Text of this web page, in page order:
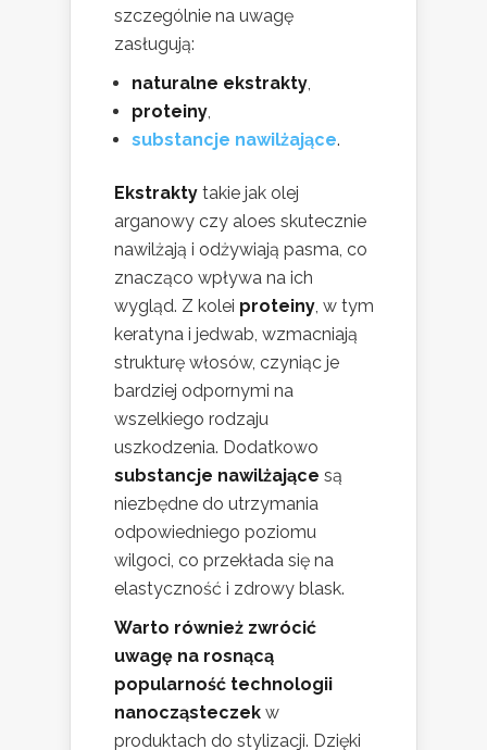
szczególnie na uwagę
zasługują:
naturalne ekstrakty,
proteiny,
substancje nawilżające.
Ekstrakty takie jak olej
arganowy czy aloes skutecznie
nawilżają i odżywiają pasma, co
znacząco wpływa na ich
wygląd. Z kolei proteiny, w tym
keratyna i jedwab, wzmacniają
strukturę włosów, czyniąc je
bardziej odpornymi na
wszelkiego rodzaju
uszkodzenia. Dodatkowo
substancje nawilżające są
niezbędne do utrzymania
odpowiedniego poziomu
wilgoci, co przekłada się na
elastyczność i zdrowy blask.
Warto również zwrócić
uwagę na rosnącą
popularność technologii
nanocząsteczek w
produktach do stylizacji. Dzięki